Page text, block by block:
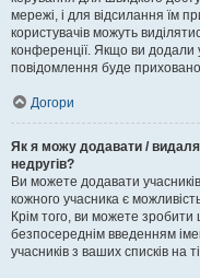
мережі, і для відсилання їм
користувачів можуть
конференції. Якщо ви додали
повідомлення буде
Догори
Як я можу додавати /
недругів?
Ви можете додавати
кожного учасника є
Крім того, ви можете
безпосереднім введенням
учасників з ваших списків на